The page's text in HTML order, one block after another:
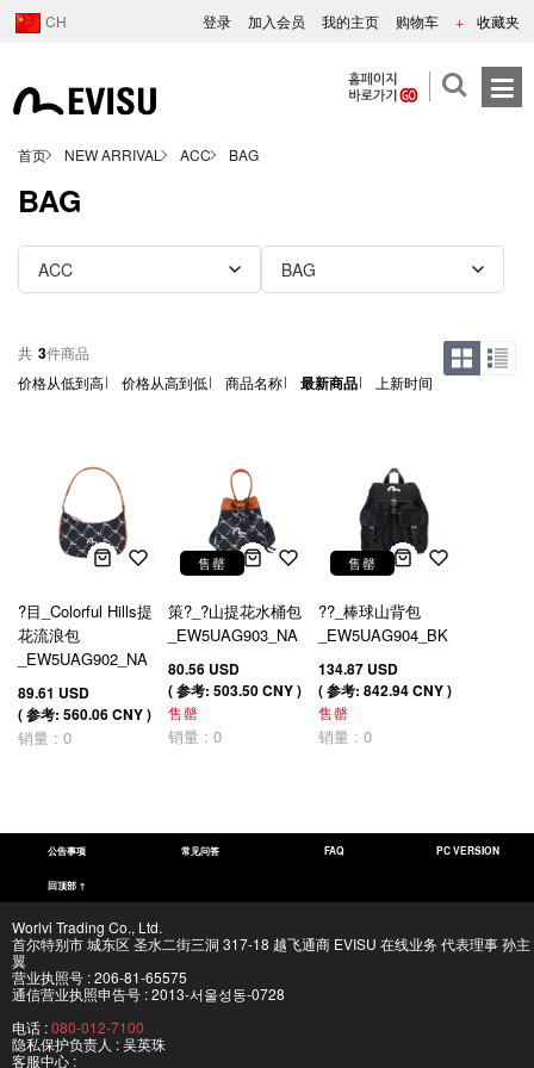
CH 登录 加入会员 我的主页 购物车 + 收藏夹
首页 NEW ARRIVAL ACC BAG
BAG
共 3件商品
价格从低到高
价格从高到低 商品名称 最新商品 上新时间
?目_Colorful Hills提
花流浪包
_EW5UAG902_NA
89.61 USD
( 参考: 560.06 CNY )
销量 : 0
售罄
策?_?山提花水桶包
_EW5UAG903_NA
80.56 USD
( 参考: 503.50 CNY )
售罄
销量 : 0
售罄
??_棒球山背包
_EW5UAG904_BK
134.87 USD
( 参考: 842.94 CNY )
售罄
销量 : 0
公告事项 常见问答 FAQ PC VERSION
回顶部 ↑
Worlvi Trading Co., Ltd.
首尔特别市 城东区 圣水二街三洞 317-18 越飞通商 EVISU 在线业务 代表理事 孙主
翼
营业执照号 : 206-81-65575
通信营业执照申告号 : 2013-서울성동-0728
电话 :080-012-7100
隐私保护负责人 : 吴英珠
客服中心 :